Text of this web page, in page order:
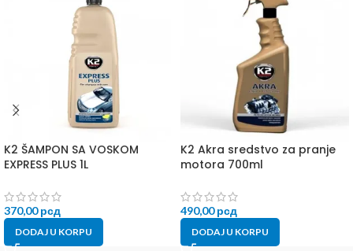
K2 ŠAMPON SA VOSKOM
EXPRESS PLUS 1L
370,00рсд
DODAJ U KORPU
K2 Akra sredstvo za pranje
motora 700ml
490,00рсд
DODAJ U KORPU